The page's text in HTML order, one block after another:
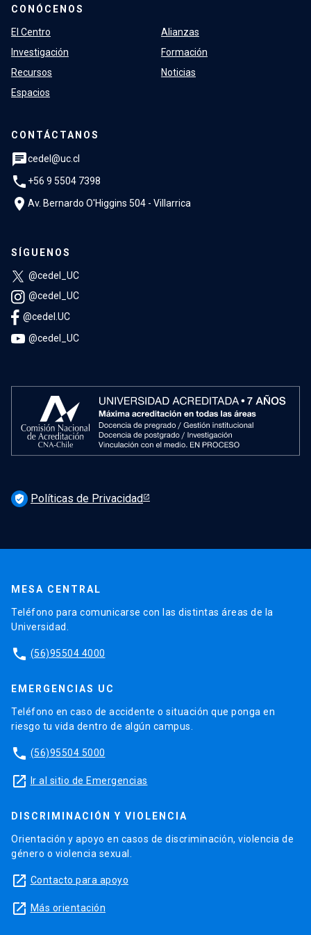
CONÓCENOS
El Centro
Investigación
Recursos
Espacios
Alianzas
Formación
Noticias
CONTÁCTANOS
chatcedel@uc.cl
phone +56 9 5504 7398
location_on Av. Bernardo O'Higgins 504 - Villarrica
SÍGUENOS
@cedel_UC
@cedel_UC
@cedel.UC
@cedel_UC
verified_user Políticas de Privacidad
MESA CENTRAL
Teléfono para comunicarse con las distintas áreas de la
Universidad.
phone (56)95504 4000
EMERGENCIAS UC
Teléfono en caso de accidente o situación que ponga en
riesgo tu vida dentro de algún campus.
phone (56)95504 5000
launch Ir al sitio de Emergencias
DISCRIMINACIÓN Y VIOLENCIA
Orientación y apoyo en casos de discriminación, violencia de
género o violencia sexual.
launch Contacto para apoyo
launch Más orientación